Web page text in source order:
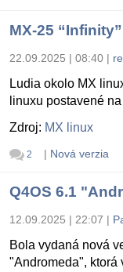
MX-25
22.09.2025 | 08:40 |
Ludia okolo MX
linuxu postavené
Zdroj: MX linux
2 | Nová verzia
Q4OS 6.1
12.09.2025 | 22:07 |
Bola vydaná nová
"Andromeda", ktorá